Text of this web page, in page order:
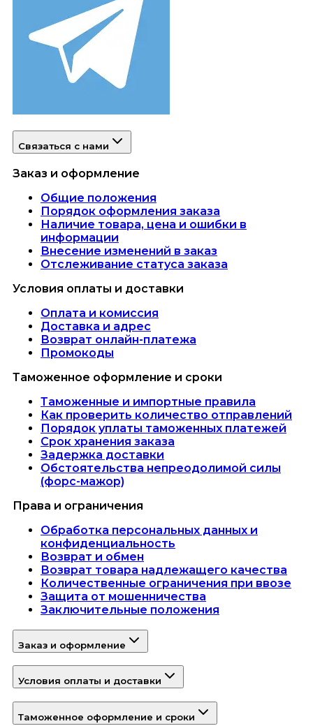
Связаться с нами
Заказ и оформление
Общие положения
Порядок оформления заказа
Наличие товара, цена и ошибки в
информации
Внесение изменений в заказ
Отслеживание статуса заказа
Условия оплаты и доставки
Оплата и комиссия
Доставка и адрес
Возврат онлайн-платежа
Промокоды
Таможенное оформление и сроки
Таможенные и импортные правила
Как проверить количество отправлений
Порядок уплаты таможенных платежей
Срок хранения заказа
Задержка доставки
Обстоятельства непреодолимой силы
(форс-мажор)
Права и ограничения
Обработка персональных данных и
конфиденциальность
Возврат и обмен
Возврат товара надлежащего качества
Количественные ограничения при ввозе
Защита от мошенничества
Заключительные положения
Заказ и оформление
Условия оплаты и доставки
Таможенное оформление и сроки